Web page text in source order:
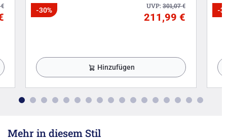
€ UVP:301,07€
-30%
211,99 €
Hinzufügen
-
Mehr in diesem Stil